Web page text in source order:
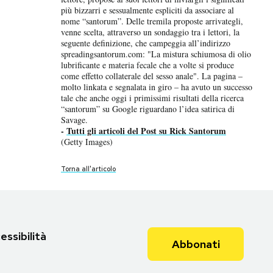
più bizzarri e sessualmente espliciti da associare al
nome “santorum”. Delle tremila proposte arrivategli,
venne scelta, attraverso un sondaggio tra i lettori, la
seguente definizione, che campeggia all’indirizzo
spreadingsantorum.com: "La mistura schiumosa di olio
lubrificante e materia fecale che a volte si produce
come effetto collaterale del sesso anale". La pagina –
molto linkata e segnalata in giro – ha avuto un successo
tale che anche oggi i primissimi risultati della ricerca
“santorum” su Google riguardano l’idea satirica di
Savage.
- Tutti gli articoli del Post su Rick Santorum
(Getty Images)
Torna all'articolo
Torna all'articolo
(Matthew Cavanaugh/Getty Images)
Torna all'articolo
Abbonati